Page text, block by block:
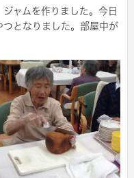
ャムを作りました。今日
となりました。部屋中が